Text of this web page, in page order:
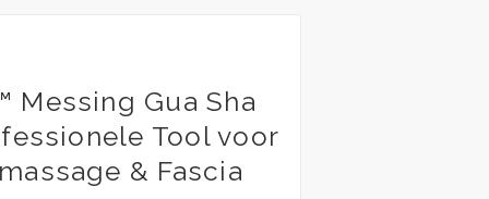
Messing Gua Sha
Tool voor
& Fascia